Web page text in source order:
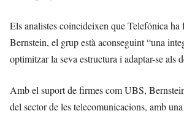
Els analistes coincideixen que Telefónica
Bernstein, el grup està aconseguint “una
optimitzar la seva estructura i adaptar-se als
Amb el suport de firmes com UBS,
del sector de les telecomunicacions, amb